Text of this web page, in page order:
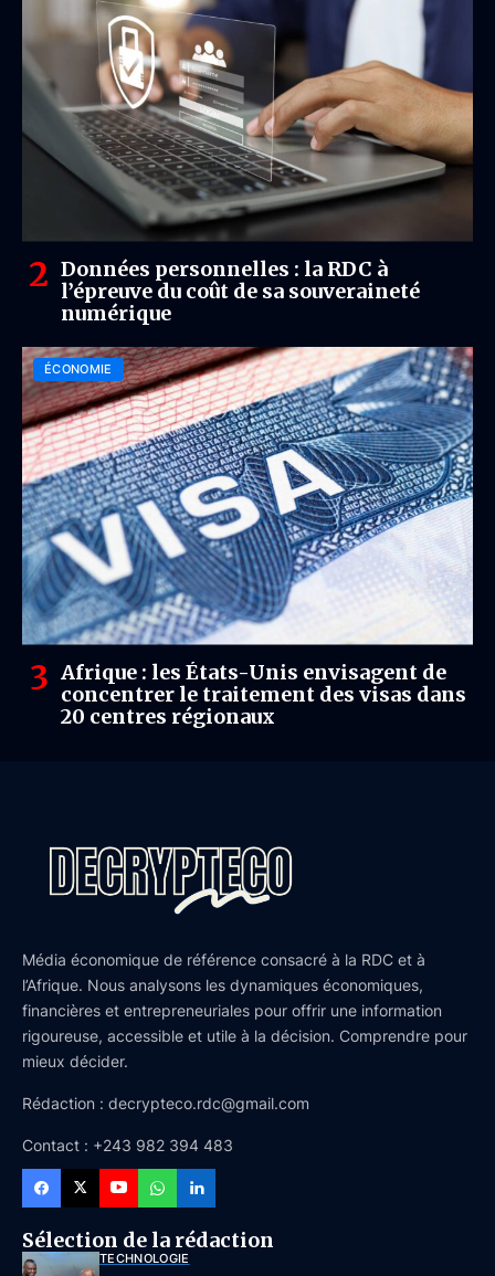
Données personnelles : la RDC à
l’épreuve du coût de sa souveraineté
numérique
ÉCONOMIE
Afrique : les États-Unis envisagent de
concentrer le traitement des visas dans
20 centres régionaux
Média économique de référence consacré à la RDC et à
l’Afrique. Nous analysons les dynamiques économiques,
financières et entrepreneuriales pour offrir une information
rigoureuse, accessible et utile à la décision. Comprendre pour
mieux décider.
Rédaction : decrypteco.rdc@gmail.com
Contact : +243 982 394 483
Sélection de la rédaction
TECHNOLOGIE